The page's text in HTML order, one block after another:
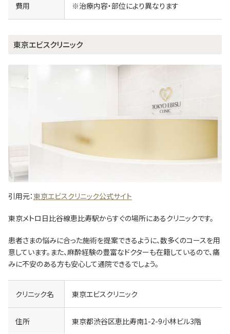
費用
※治療内容・部位により異なります
東京エビスクリニック
引用元：東京エビスクリニック公式サイト
東京メトロ日比谷線恵比寿駅からすぐの場所にあるクリニックです。
患者さまの悩みに合った施術を提案できるように、数多くのコースを用
意しています。また、麻酔経験の豊富なドクターも在籍しているので、痛
みに不安のある方も安心して通院できるでしょう。
クリニック名 東京エビスクリニック
住所 東京都渋谷区恵比寿南1-2-9小林ビル3階